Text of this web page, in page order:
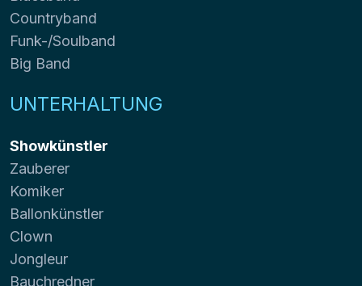
Countryband
Funk-/Soulband
Big Band
UNTERHALTUNG
Showkünstler
Zauberer
Komiker
Ballonkünstler
Clown
Jongleur
Bauchredner